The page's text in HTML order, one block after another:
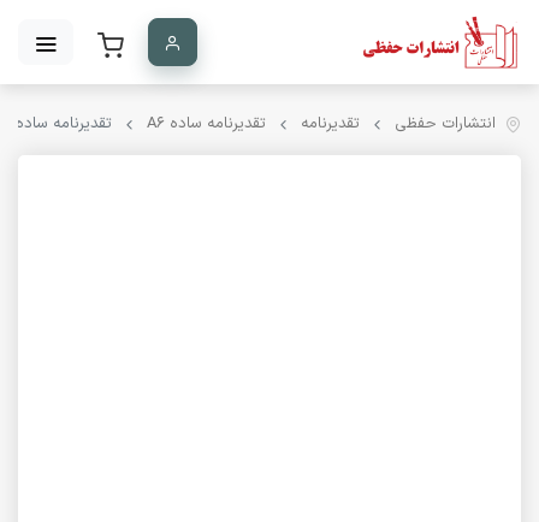
انتشارات حفظی تقدیرنامه تقدیرنامه ساده A۶ تقدیرنامه ساده A6 کد 37